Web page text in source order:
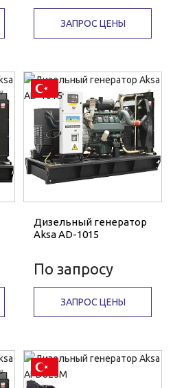
ЗАПРОС ЦЕНЫ
Дизельный генератор
Aksa AD-1015
По запросу
ЗАПРОС ЦЕНЫ